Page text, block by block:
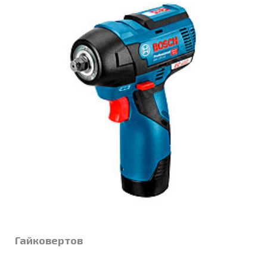
Гайковертов